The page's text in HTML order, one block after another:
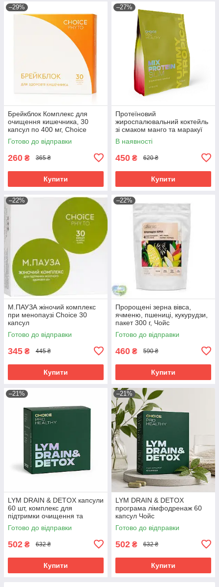
–29%
Брейкблок Комплекс для
очищення кишечника, 30
капсул по 400 мг, Choice
Готово до відправки
260 ₴ 365 ₴
Купити
–27%
Протеїновий
жироспалювальний коктейль
зі смаком манго та маракуї
Чойс (5 порцій) MIX PROTEIN
SLIM YUMMY TROPIC
В наявності
450 ₴ 620 ₴
Купити
–22%
М.ПАУЗА жіночий комплекс
при менопаузі Choice 30
капсул
Готово до відправки
345 ₴ 445 ₴
Купити
–22%
Пророщені зерна вівса,
ячменю, пшениці, кукурудзи,
пакет 300 г, Чойс
Готово до відправки
460 ₴ 590 ₴
Купити
–21%
LYM DRAIN & DETOX капсули
60 шт, комплекс для
підтримки очищення та
обміну речовин, Чойс
Готово до відправки
502 ₴ 632 ₴
Купити
–21%
LYM DRAIN & DETOX
програма лімфодренаж 60
капсул Чойс
Готово до відправки
502 ₴ 632 ₴
Купити